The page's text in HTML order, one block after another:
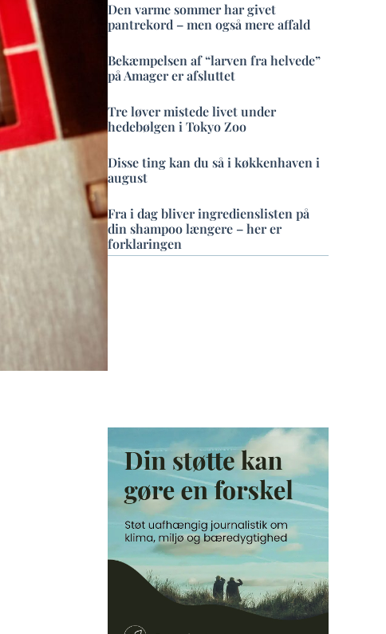
Den varme sommer har givet
pantrekord – men også mere affald
Bekæmpelsen af “larven fra helvede”
på Amager er afsluttet
Tre løver mistede livet under
hedebølgen i Tokyo Zoo
Disse ting kan du så i køkkenhaven i
august
Fra i dag bliver ingredienslisten på
din shampoo længere – her er
forklaringen